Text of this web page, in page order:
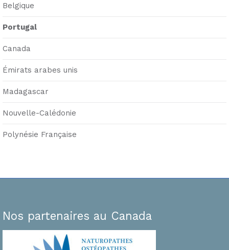
Belgique
Portugal
Canada
Émirats arabes unis
Madagascar
Nouvelle-Calédonie
Polynésie Française
Nos partenaires au Canada